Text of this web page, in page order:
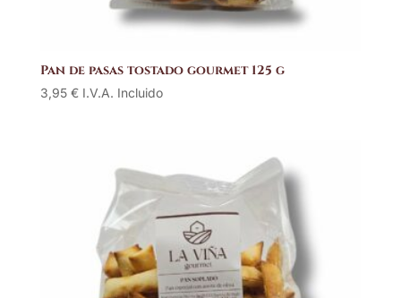
Pan de pasas tostado gourmet 125 g
3,95 € I.V.A. Incluido